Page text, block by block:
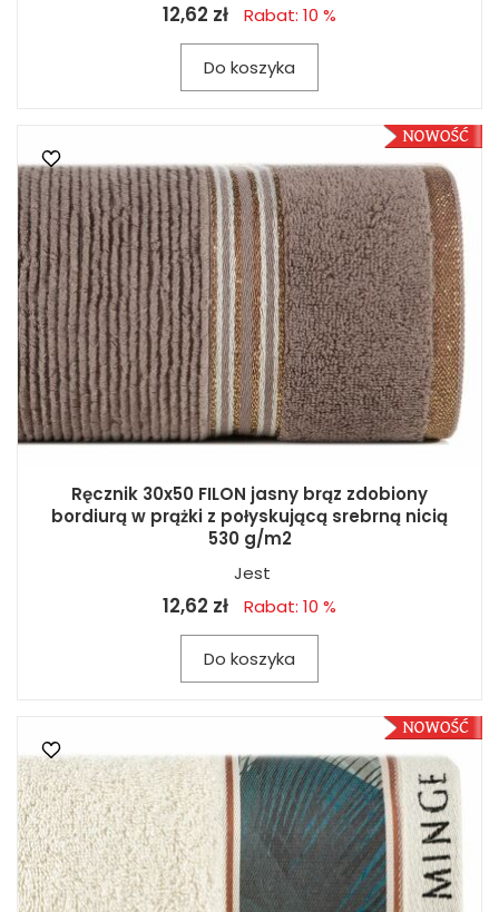
12,62 zł Rabat: 10 %
Do koszyka
Ręcznik 30x50 FILON jasny brąz zdobiony
bordiurą w prążki z połyskującą srebrną nicią
530 g/m2
Jest
12,62 zł Rabat: 10 %
Do koszyka